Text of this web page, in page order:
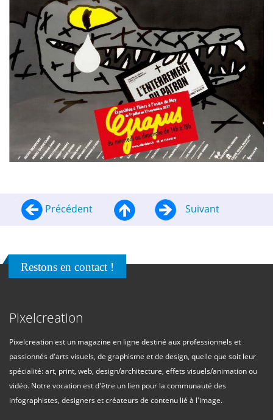
Précédent Suivant
Restons en contact !
Pixelcreation
Pixelcreation est un magazine en ligne destiné aux professionnels et
passionnés d'arts visuels, de graphisme et de design, quelle que soit leur
spécialité: art, print, web, design/architecture, effets visuels/animation ou
vidéo. Notre vocation est d'être un lien pour la communauté des
infographistes, designers et créateurs de contenu lié à l'image.